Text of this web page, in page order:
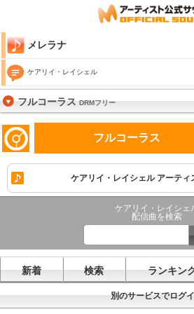
メレラナ
ケアリイ・レイシェル
フルコーラスDRMフリー
フルコーラス
ケアリイ・レイシェル アーティ
ケアリイ・レイシェ
配信曲を検索
新着 検索 ランキン
別のサービスでログ